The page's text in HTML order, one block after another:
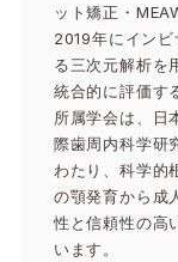
ット矯正・
2019年にイン
る三次元解析を
統合的に評価す
所属学会は、日
際歯周内科学研
わたり、科学的
の顎発育から成
性と信頼性の高
います。